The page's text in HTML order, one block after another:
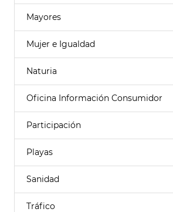
Mayores
Mujer e Igualdad
Naturia
Oficina Información Consumidor
Participación
Playas
Sanidad
Tráfico